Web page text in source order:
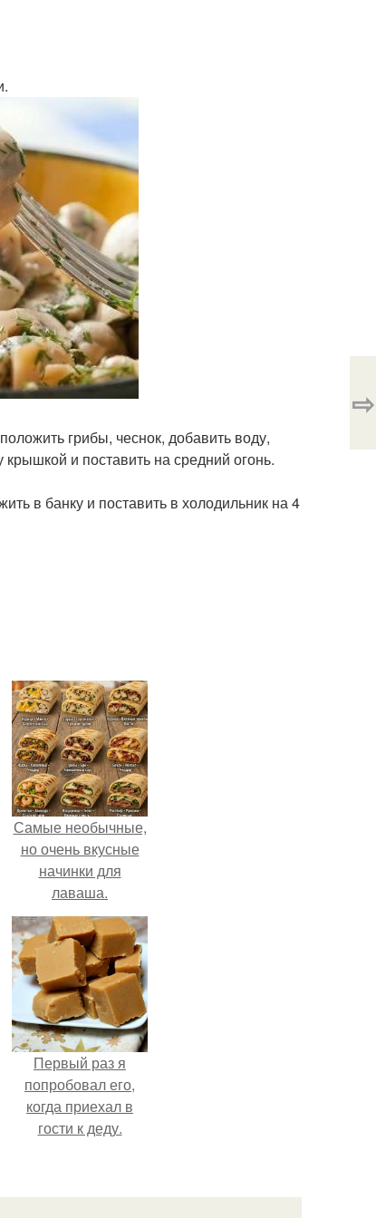
грибы, чеснок, добавить воду,
и поставить на средний огонь.
в банку и поставить в холодильник на 4
⇨
Самые необычные,
но очень вкусные
начинки для
лаваша.
Первый раз я
попробовал его,
когда приехал в
гости к деду.